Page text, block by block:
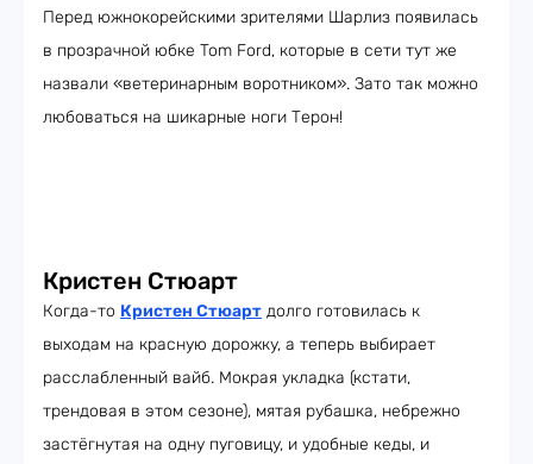
Перед южнокорейскими зрителями Шарлиз появилась
в прозрачной юбке Tom Ford, которые в сети тут же
назвали «ветеринарным воротником». Зато так можно
любоваться на шикарные ноги Терон!
Кристен Стюарт
Когда-то Кристен Стюарт долго готовилась к
выходам на красную дорожку, а теперь выбирает
расслабленный вайб. Мокрая укладка (кстати,
трендовая в этом сезоне), мятая рубашка, небрежно
застёгнутая на одну пуговицу, и удобные кеды, и